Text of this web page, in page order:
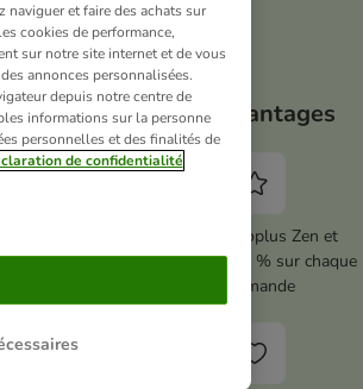
pour
Vos avantages
Activez zooplus Zen et
économisez 5 % sur chaque
commande
et faire des achats sur
cookies de performance,
sur notre site internet et de vous
annonces personnalisées.
depuis notre centre de
informations sur la personne
personnelles et des finalités de
de confidentialité